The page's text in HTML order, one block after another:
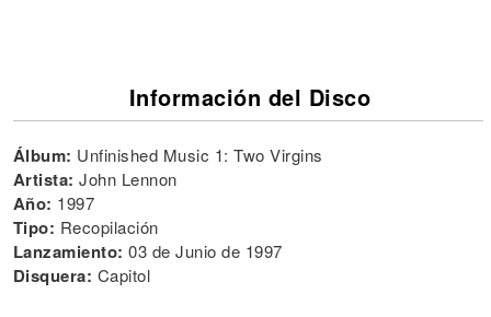
Información del Disco
Álbum: Unfinished Music 1: Two Virgins
Artista: John Lennon
Año: 1997
Tipo: Recopilación
Lanzamiento: 03 de Junio de 1997
Disquera: Capitol